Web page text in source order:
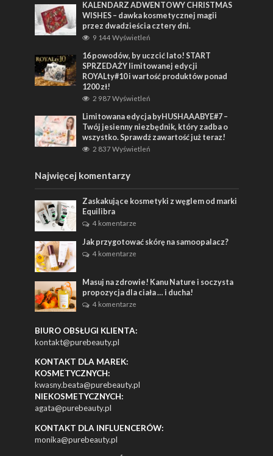
KALENDARZ ADWENTOWY CHRISTMAS
WISHES – dawka kosmetycznej magii
przez dwadzieścia cztery dni.
9 144 Wyświetleń
16 powodów, by uczcić lato! START
SPRZEDAŻY limitowanej edycji
ROYALty#10 i wartość produktów ponad
1200 zł!
2 987 Wyświetleń
Limitowana edycja byHUSHAAABYE#7 –
Twój jesienny niezbędnik, który zadba o
wszystko. Sprawdź zawartość już teraz!
2 837 Wyświetleń
Najwięcej komentarzy
Zaskakujące kosmetyki z węglem od marki
Equilibra
4 komentarze
Jak przygotować skórę na samoopalacz?
4 komentarze
Masuj na zdrowie! Kanu Nature i soczysta
propozycja dla ciała … i ducha!
4 komentarze
BIURO OBSŁUGI KLIENTA:
kontakt@purebeauty.pl
KONTAKT DLA MAREK:
KOSMETYCZNYCH:
kwasny.beata@purebeauty.pl
NIEKOSMETYCZNYCH:
agata@purebeauty.pl
KONTAKT DLA INFLUENCERÓW:
monika@purebeauty.pl